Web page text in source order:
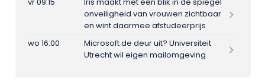
onveiligheid van vrouwen zichtbaar
en wint daarmee afstudeerprijs
wo 16:00
Microsoft de deur uit? Universiteit
Utrecht wil eigen mailomgeving